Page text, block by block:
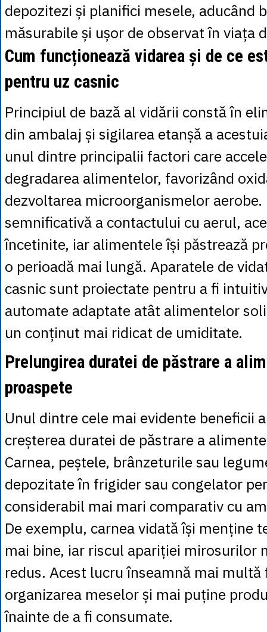
depozitezi și planifici mesele, aducând
măsurabile și ușor de observat în viața
Cum funcționează vidarea și de ce
pentru uz casnic
Principiul de bază al vidării constă în
din ambalaj și sigilarea etanșă a
unul dintre principalii factori care
degradarea alimentelor, favorizând
dezvoltarea microorganismelor aerobe.
semnificativă a contactului cu aerul,
încetinite, iar alimentele își păstrează
o perioadă mai lungă. Aparatele de
casnic sunt proiectate pentru a fi
automate adaptate atât alimentelor
un conținut mai ridicat de umiditate.
Prelungirea duratei de păstrare a
proaspete
Unul dintre cele mai evidente beneficii
creșterea duratei de păstrare a
Carnea, peștele, brânzeturile sau
depozitate în frigider sau congelator
considerabil mai mari comparativ cu
De exemplu, carnea vidată își menține
mai bine, iar riscul apariției mirosurilor
redus. Acest lucru înseamnă mai
organizarea meselor și mai puține
înainte de a fi consumate.